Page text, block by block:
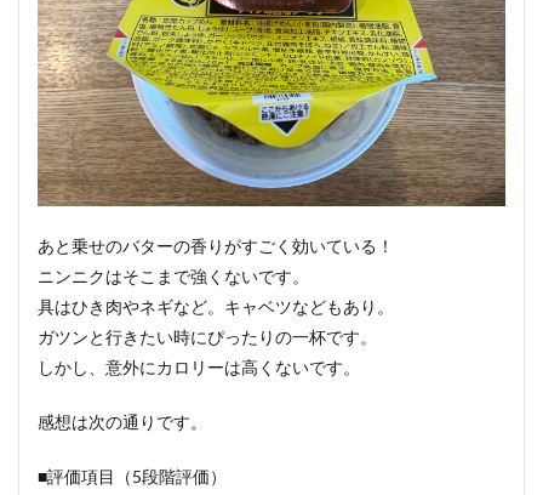
あと乗せのバターの香りがすごく効いている！
ニンニクはそこまで強くないです。
具はひき肉やネギなど。キャベツなどもあり。
ガツンと行きたい時にぴったりの一杯です。
しかし、意外にカロリーは高くないです。
感想は次の通りです。
■評価項目（5段階評価）